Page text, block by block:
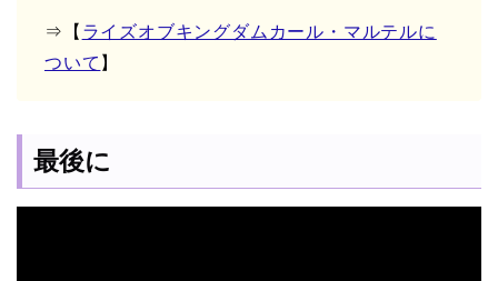
⇒【 ライズオブキングダムカール・マルテルに
ついて 】
最後に